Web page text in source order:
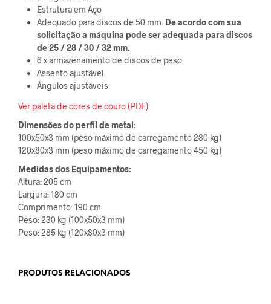
Estrutura em Aço
Adequado para discos de 50 mm. De acordo com sua
solicitação a máquina pode ser adequada para discos
de 25 / 28 / 30 / 32 mm.
6 x armazenamento de discos de peso
Assento ajustável
Ângulos ajustáveis
Ver paleta de cores de couro (PDF)
Dimensões do perfil de metal:
100x50x3 mm (peso máximo de carregamento 280 kg)
120x80x3 mm (peso máximo de carregamento 450 kg)
Medidas dos Equipamentos:
Altura: 205 cm
Largura: 180 cm
Comprimento: 190 cm
Peso: 230 kg (100x50x3 mm)
Peso: 285 kg (120x80x3 mm)
PRODUTOS RELACIONADOS